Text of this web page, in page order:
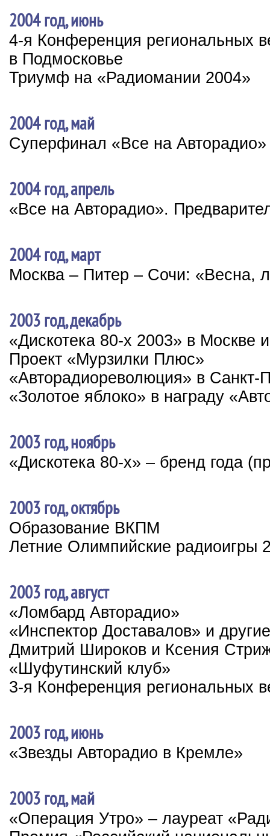
2004 год, июнь
4-я Конференция региональных
в Подмосковье
Триумф на «Радиомании 2004»
2004 год, май
Суперфинал «Все на Авторадио»
2004 год, апрель
«Все на Авторадио».
2004 год, март
Москва – Питер – Сочи: «Весна,
2003 год, декабрь
«Дискотека 80-х 2003» в Москве
Проект «Мурзилки Плюс»
«Авторадиореволюция» в Санкт-
«Золотое яблоко» в награду
2003 год, ноябрь
«Дискотека 80-х» – бренд года
2003 год, октябрь
Образование ВКПМ
Летние Олимпийские радиоигры
2003 год, август
«Ломбард Авторадио»
«Инспектор Доставалов» и
Дмитрий Широков и Ксения
«Шуфутинский клуб»
3-я Конференция региональных
2003 год, июнь
«Звезды Авторадио в Кремле»
2003 год, май
«Операция Утро» – лауреат